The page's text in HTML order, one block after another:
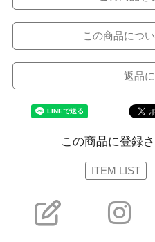
この商品につ
返品
この商品に登録
ITEM LIST